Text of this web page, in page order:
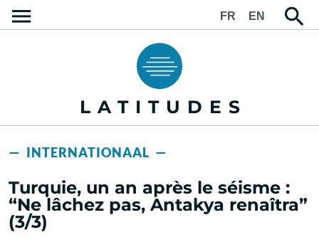
FR EN
LATITUDES
— INTERNATIONAAL —
Turquie, un an après le séisme :
“Ne lâchez pas, Antakya renaîtra”
(3/3)